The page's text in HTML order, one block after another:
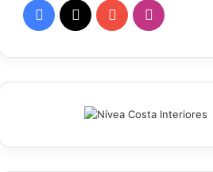
Facebook
X YouTubeInstagram